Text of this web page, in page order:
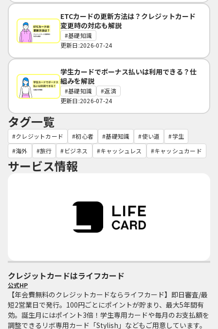
ETCカードの更新方法は？クレジットカード
変更時の対応も解説
基礎知識
更新日:2026-07-24
学生カードでボーナス払いは利用できる？仕
組みを解説
基礎知識
返済
更新日:2026-07-24
タグ一覧
クレジットカード 初心者 基礎知識 使い道
学生
海外
旅行 ビジネス キャッシュレス キャッシュカード
サービス情報
クレジットカードはライフカード
公式HP
【年会費無料のクレジットカードならライフカード】即日審査/最
短2営業日で発行。100円ごとにポイントが貯まり、最大5年間有
効。誕生月にはポイント3倍！学生専用カードや毎月のお支払額を
調整できるリボ専用カード「Stylish」などもご用意しています。